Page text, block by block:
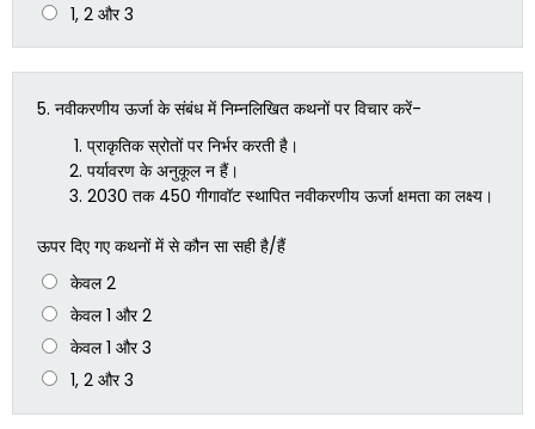
1, 2 और 3
5. नवीकरणीय ऊर्जा के संबंध में निम्नलिखित कथनों पर विचार करें-
प्राकृतिक स्रोतों पर निर्भर करती है।
पर्यावरण के अनुकूल न हैं।
2030 तक 450 गीगावॉट स्थापित नवीकरणीय ऊर्जा क्षमता का लक्ष्य।
ऊपर दिए गए कथनों में से कौन सा सही है/हैं
केवल 2
केवल 1 और 2
केवल 1 और 3
1, 2 और 3